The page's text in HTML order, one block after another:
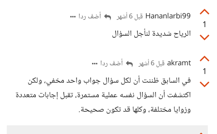
1
Hananlarbi99 قبل 6 أشهر أضف ردا
الرياح شديدة لنأجل السؤال
1
akramt قبل 6 أشهر أضف ردا
في السابق ظننت أن لكل سؤال جواب واحد مخفي، ولكن
اكتشفت أن السؤال نفسه عملية مستمرة، تقبل إجابات متعددة
وزوايا مختلفة، وكلها قد تكون صحيحة.